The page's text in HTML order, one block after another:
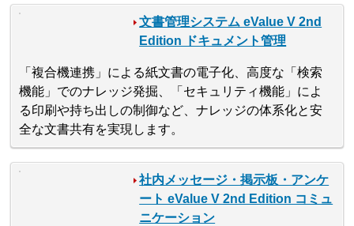
文書管理システム eValue V 2nd
Edition ドキュメント管理
「複合機連携」による紙文書の電子化、高度な「検索
機能」でのナレッジ発掘、「セキュリティ機能」によ
る印刷や持ち出しの制御など、ナレッジの体系化と安
全な文書共有を実現します。
社内メッセージ・掲示板・アンケ
ート eValue V 2nd Edition コミュ
ニケーション